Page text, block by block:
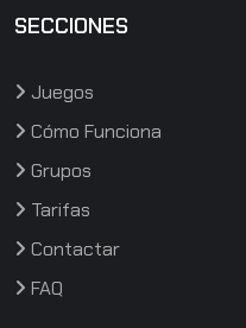
SECCIONES
Juegos
Cómo Funciona
Grupos
Tarifas
Contactar
FAQ